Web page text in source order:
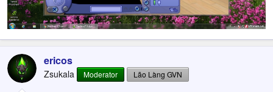
ericos
Zsukala Moderator Lão Làng GVN